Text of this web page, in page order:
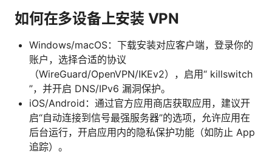
如何在多设备上安装 VPN
Windows/macOS：下载安装对应客户端，登录你的
账户，选择合适的协议
（WireGuard/OpenVPN/IKEv2），启用“ killswitch
”，并开启 DNS/IPv6 漏洞保护。
iOS/Android：通过官方应用商店获取应用，建议开
启“自动连接到信号最强服务器”的选项，允许应用在
后台运行，开启应用内的隐私保护功能（如防止 App
追踪）。